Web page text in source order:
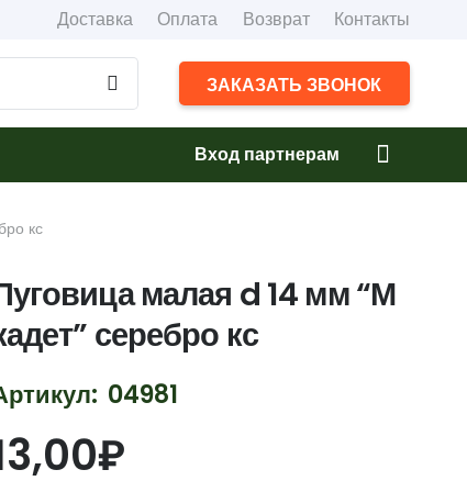
Доставка Оплата Возврат Контакты
ЗАКАЗАТЬ ЗВОНОК
Вход партнерам
кс
малая d 14 мм “М
серебро кс
04981
₽